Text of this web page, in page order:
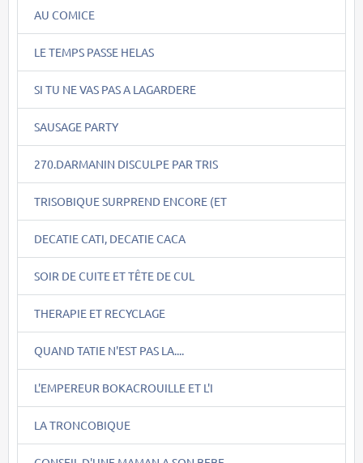
AU COMICE
LE TEMPS PASSE HELAS
SI TU NE VAS PAS A LAGARDERE
SAUSAGE PARTY
270.DARMANIN DISCULPE PAR TRIS
TRISOBIQUE SURPREND ENCORE (ET
DECATIE CATI, DECATIE CACA
SOIR DE CUITE ET TÊTE DE CUL
THERAPIE ET RECYCLAGE
QUAND TATIE N'EST PAS LA....
L'EMPEREUR BOKACROUILLE ET L'I
LA TRONCOBIQUE